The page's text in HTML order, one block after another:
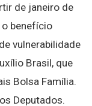
de janeiro de
o benefício
vulnerabilidade
Brasil, que
Bolsa Família.
Deputados.